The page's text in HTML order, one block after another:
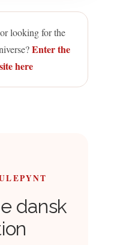
looking for the
Enter the
here
dansk